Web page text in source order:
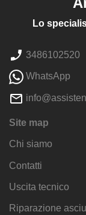
Lo
3486102520
WhatsApp
Site map
Chi siamo
Contatti
Uscita tecnico
Riparazione